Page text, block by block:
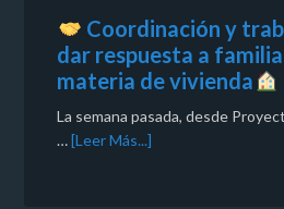
Coordinación y
dar respuesta a
materia de vivienda
La semana pasada, desde
…[Leer Más...]